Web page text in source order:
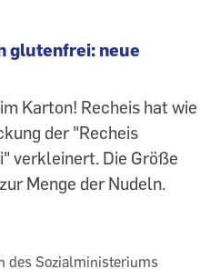
glutenfrei: neue
Karton! Recheis hat wie
der "Recheis
verkleinert. Die Größe
Menge der Nudeln.
des Sozialministeriums